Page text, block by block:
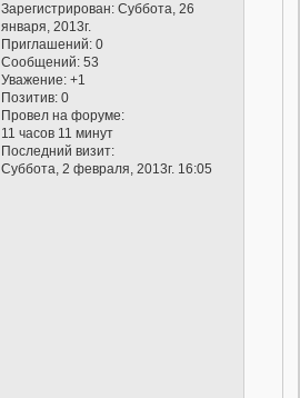
Зарегистрирован: Суббота, 26
января, 2013г.
Приглашений: 0
Сообщений: 53
Уважение: +1
Позитив: 0
Провел на форуме:
11 часов 11 минут
Последний визит:
Суббота, 2 февраля, 2013г. 16:05